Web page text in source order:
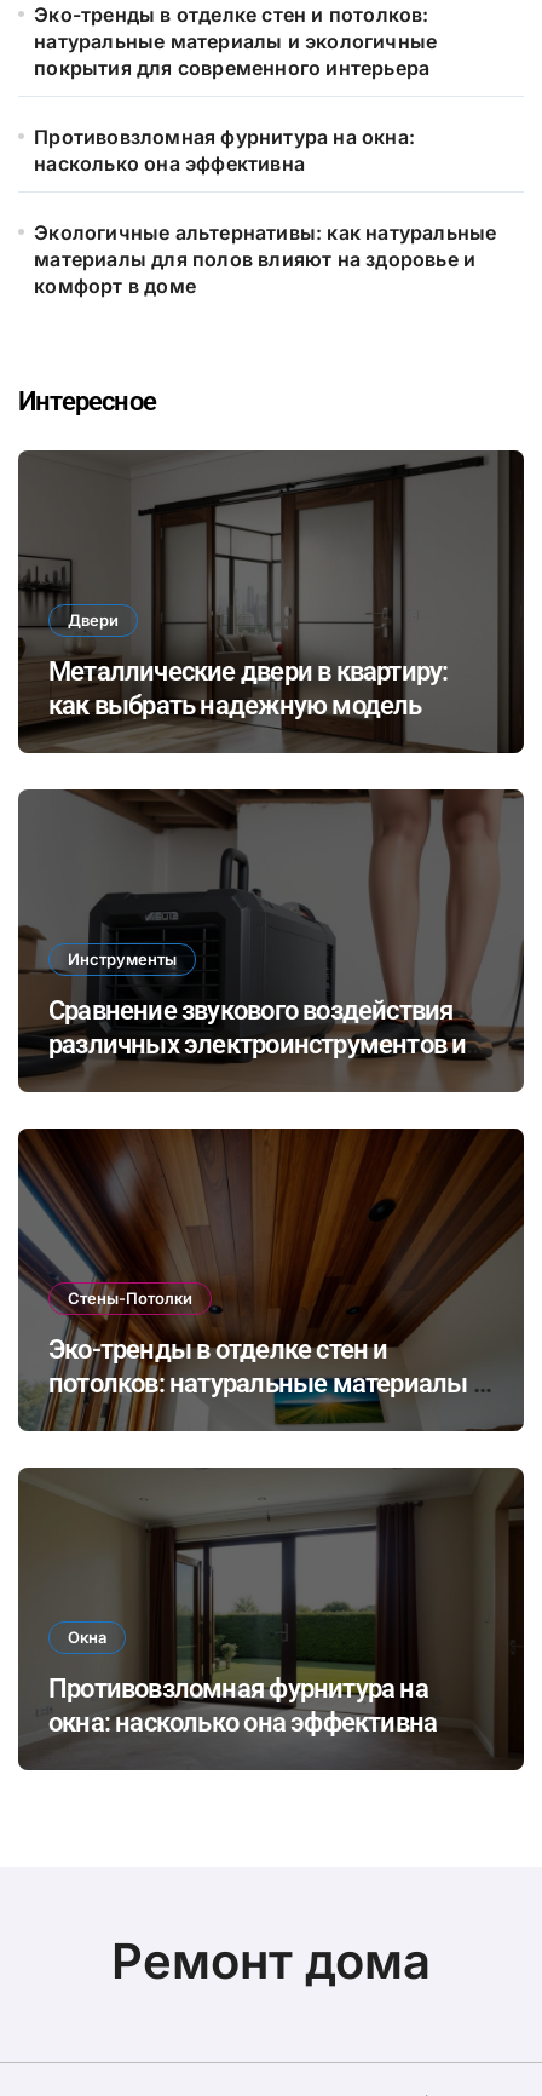
Эко-тренды в отделке стен и потолков:
натуральные материалы и экологичные
покрытия для современного интерьера
Противовзломная фурнитура на окна:
насколько она эффективна
Экологичные альтернативы: как натуральные
материалы для полов влияют на здоровье и
комфорт в доме
Интересное
Двери
Металлические двери в квартиру:
как выбрать надежную модель
Инструменты
Сравнение звукового воздействия
различных электроинструментов и
его влияние на здоровье при ремонте
Стены-Потолки
Эко-тренды в отделке стен и
потолков: натуральные материалы и
экологичные покрытия для
Окна
Противовзломная фурнитура на
окна: насколько она эффективна
Ремонт дома